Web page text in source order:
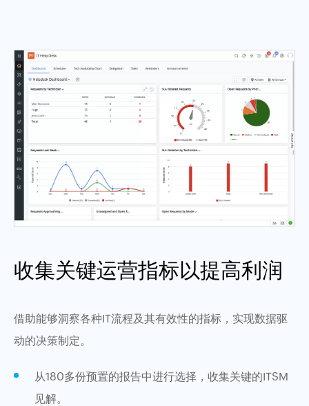
收集关键运营指标以提高利润
借助能够洞察各种IT流程及其有效性的指标，实现数据驱
动的决策制定。
从180多份预置的报告中进行选择，收集关键的ITSM
见解。